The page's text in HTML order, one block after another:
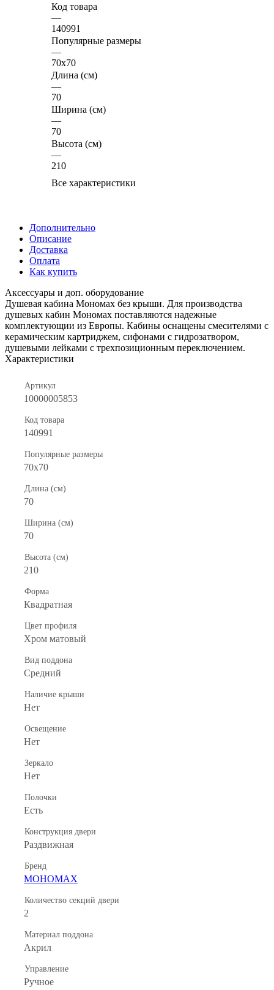
Код товара
—
140991
Популярные размеры
—
70x70
Длина (см)
—
70
Ширина (см)
—
70
Высота (см)
—
210
Все характеристики
Дополнительно
Описание
Доставка
Оплата
Как купить
Аксессуары и доп. оборудование
Душевая кабина Мономах без крыши. Для производства
душевых кабин Мономах поставляются надежные
комплектующии из Европы. Кабины оснащены смесителями с
керамическим картриджем, сифонами с гидрозатвором,
душевыми лейками с трехпозиционным переключением.
Характеристики
Артикул
10000005853
Код товара
140991
Популярные размеры
70x70
Длина (см)
70
Ширина (см)
70
Высота (см)
210
Форма
Квадратная
Цвет профиля
Хром матовый
Вид поддона
Средний
Наличие крыши
Нет
Освещение
Нет
Зеркало
Нет
Полочки
Есть
Конструкция двери
Раздвижная
Бренд
МОНОМАХ
Количество секций двери
2
Материал поддона
Акрил
Управление
Ручное